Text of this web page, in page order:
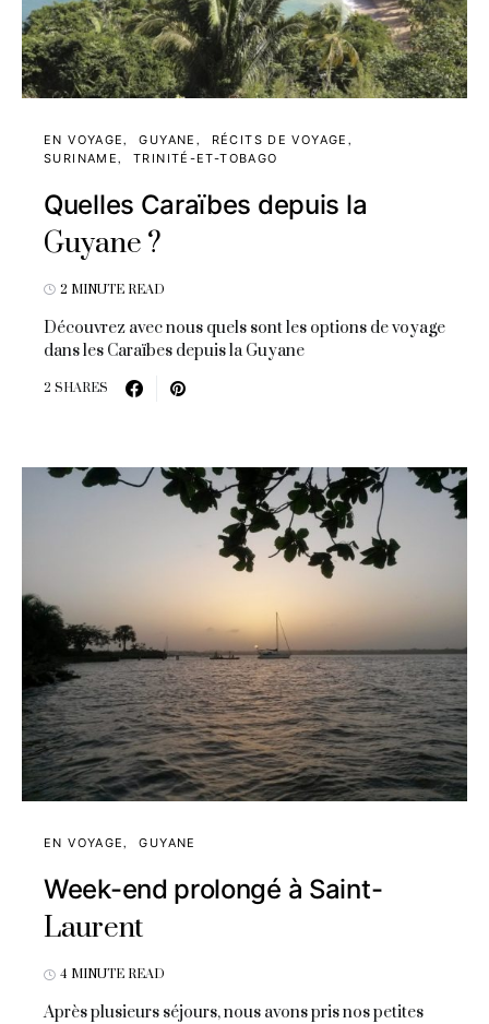
EN VOYAGE GUYANE
RÉCITS DE VOYAGE
SURINAME
TRINITÉ-ET-TOBAGO
Quelles Caraïbes depuis la
Guyane ?
2 MINUTE READ
Découvrez avec nous quels sont les options de voyage
dans les Caraïbes depuis la Guyane
2 SHARES
EN VOYAGE GUYANE
Week-end prolongé à Saint-
Laurent
4 MINUTE READ
Après plusieurs séjours, nous avons pris nos petites